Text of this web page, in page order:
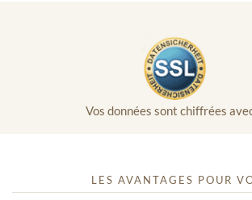
Vos données sont chiffrées
LES AVANTAGES POUR